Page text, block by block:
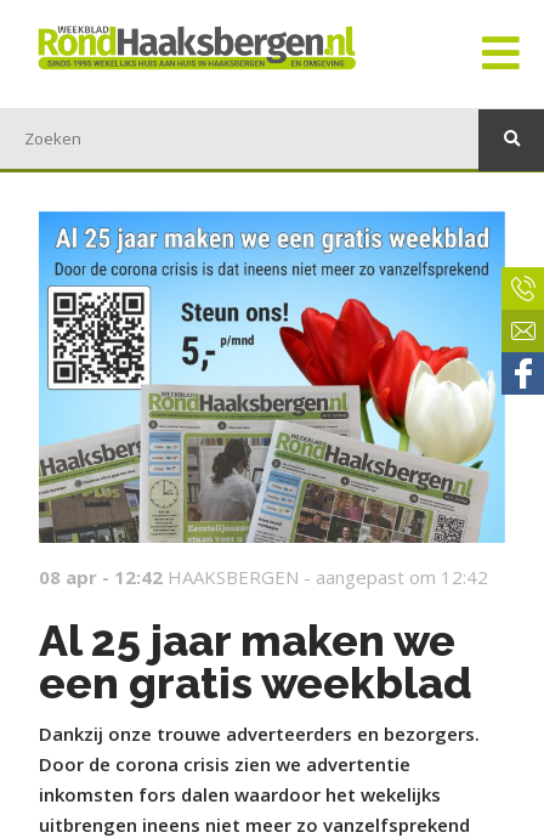
08 apr - 12:42 HAAKSBERGEN - aangepast om 12:42
Al 25 jaar maken we
een gratis weekblad
Dankzij onze trouwe adverteerders en bezorgers.
Door de corona crisis zien we advertentie
inkomsten fors dalen waardoor het wekelijks
uitbrengen ineens niet meer zo vanzelfsprekend